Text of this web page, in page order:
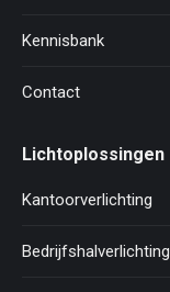
Kennisbank
Contact
Lichtoplossingen
Kantoorverlichting
Bedrijfshalverlichting